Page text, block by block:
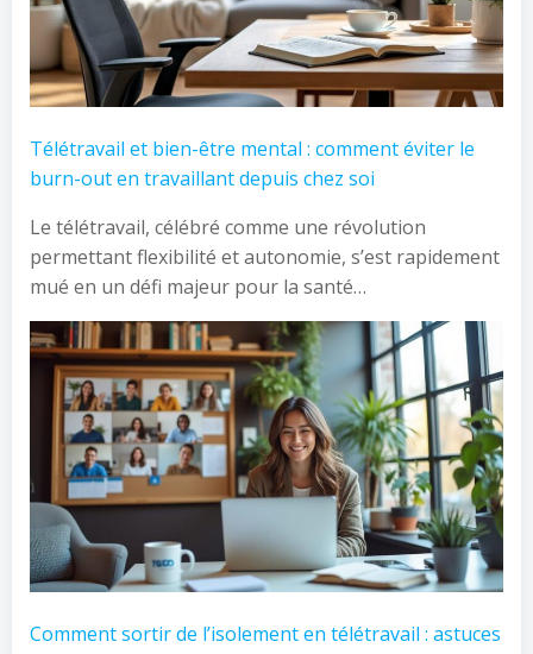
Télétravail et bien-être mental : comment éviter le
burn-out en travaillant depuis chez soi
Le télétravail, célébré comme une révolution
permettant flexibilité et autonomie, s’est rapidement
mué en un défi majeur pour la santé…
Comment sortir de l’isolement en télétravail : astuces